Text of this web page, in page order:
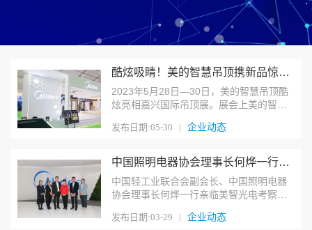
酷炫吸睛！美的智慧吊顶携新品惊艳嘉兴国际吊顶展
2023年5月28日—30日，美的智慧吊顶酷
炫亮相嘉兴国际吊顶展。展会上美的智慧
黑科技，通过智能照
发布日期:05-30 | 企业动态
中国照明电器协会理事长何烨一行到访美智光电，共探行业高质量发展
中国轻工业联合会副会长、中国照明电器
协会理事长何烨一行亲临美智光电考察指
发布日期:03-29 | 企业动态